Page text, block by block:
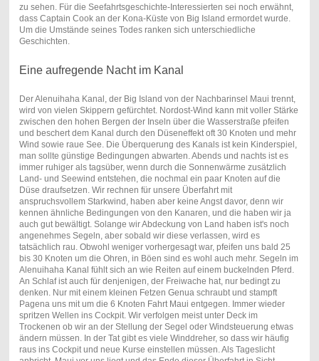
zu sehen. Für die Seefahrtsgeschichte-Interessierten sei noch erwähnt,
dass Captain Cook an der Kona-Küste von Big Island ermordet wurde.
Um die Umstände seines Todes ranken sich unterschiedliche
Geschichten.
Eine aufregende Nacht im Kanal
Der Alenuihaha Kanal, der Big Island von der Nachbarinsel Maui trennt,
wird von vielen Skippern gefürchtet. Nordost-Wind kann mit voller Stärke
zwischen den hohen Bergen der Inseln über die Wasserstraße pfeifen
und beschert dem Kanal durch den Düseneffekt oft 30 Knoten und mehr
Wind sowie raue See. Die Überquerung des Kanals ist kein Kinderspiel,
man sollte günstige Bedingungen abwarten. Abends und nachts ist es
immer ruhiger als tagsüber, wenn durch die Sonnenwärme zusätzlich
Land- und Seewind entstehen, die nochmal ein paar Knoten auf die
Düse draufsetzen. Wir rechnen für unsere Überfahrt mit
anspruchsvollem Starkwind, haben aber keine Angst davor, denn wir
kennen ähnliche Bedingungen von den Kanaren, und die haben wir ja
auch gut bewältigt. Solange wir Abdeckung von Land haben ist's noch
angenehmes Segeln, aber sobald wir diese verlassen, wird es
tatsächlich rau. Obwohl weniger vorhergesagt war, pfeifen uns bald 25
bis 30 Knoten um die Ohren, in Böen sind es wohl auch mehr. Segeln im
Alenuihaha Kanal fühlt sich an wie Reiten auf einem buckelnden Pferd.
An Schlaf ist auch für denjenigen, der Freiwache hat, nur bedingt zu
denken. Nur mit einem kleinen Fetzen Genua schraubt und stampft
Pagena uns mit um die 6 Knoten Fahrt Maui entgegen. Immer wieder
spritzen Wellen ins Cockpit. Wir verfolgen meist unter Deck im
Trockenen ob wir an der Stellung der Segel oder Windsteuerung etwas
ändern müssen. In der Tat gibt es viele Winddreher, so dass wir häufig
raus ins Cockpit und neue Kurse einstellen müssen. Als Tageslicht